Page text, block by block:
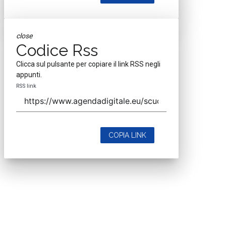
close
Codice Rss
Clicca sul pulsante per copiare il link RSS negli
appunti.
RSS link
COPIA LINK